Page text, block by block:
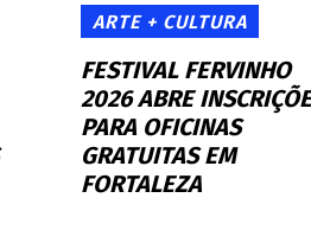
ARTE + CULTURA
FESTIVAL FERVINHO
2026 ABRE
PARA OFICINAS
GRATUITAS EM
FORTALEZA